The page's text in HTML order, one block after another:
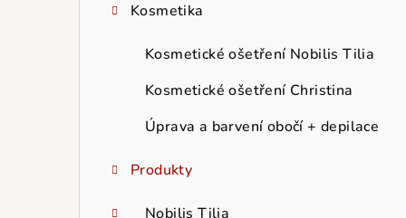
Kosmetika
Kosmetické ošetření Nobilis Tilia
Kosmetické ošetření Christina
Úprava a barvení obočí + depilace
Produkty
Nobilis Tilia